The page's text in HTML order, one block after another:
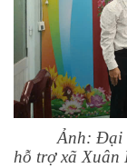
Ảnh: Đại
hỗ trợ xã Xuân